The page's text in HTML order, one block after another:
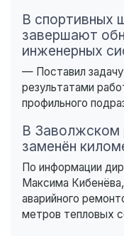
В спортивных
завершают
инженерных
— Поставил
результатами
профильного
В Заволжском
заменён
По информации
Максима
аварийного
метров тепловых